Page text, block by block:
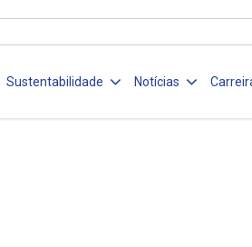
Sustentabilidade Notícias